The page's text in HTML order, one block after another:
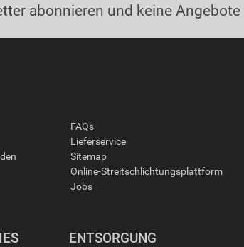
abonnieren und keine Angebote
FAQs
Lieferservice
Sitemap
Online-Streitschlichtungsplattform
Jobs
ENTSORGUNG